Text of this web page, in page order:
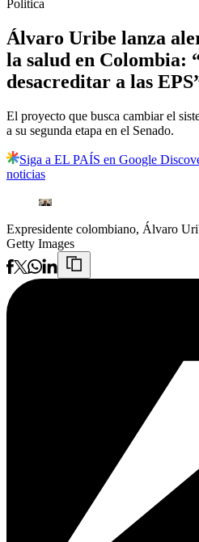
Politica
Álvaro Uribe lanza
la salud en Colombia:
desacreditar a las
El proyecto que busca cambiar el
a su segunda etapa en el Senado.
Siga a EL PAÍS en Google
noticias
Expresidente colombiano, Álvaro
Getty Images